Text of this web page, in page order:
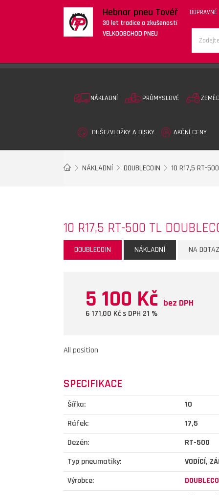
Hebnar pneu Tovéř
30 let tradice a zkušeností
VELKOOBCHOD PNEU
DOPRAVNÉ
NÁKLADNÍ PRŮMYSLOVÉ
DUŠE/VLOŽKY A DISKY AKČNÍ CENY
NÁKLADNÍ DOUBLECOIN 10 R17,5 RT-
10 R17,5 RT-500 TL
DOUBLECOIN NÁKLADNÍ NA DOTAZ
5 100 Kč bez DPH
6 171,00 Kč s DPH 21 %
All position
SPECIFIKACE
Šířka:
10
Ráfek:
17,5
Dezén:
RT-500
Typ pneumatiky:
VODÍCÍ,
Výrobce: